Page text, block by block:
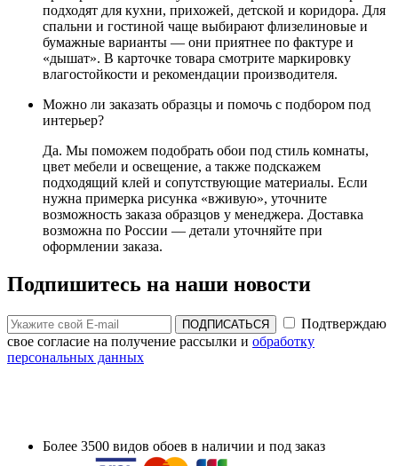
подходят для кухни, прихожей, детской и коридора. Для
спальни и гостиной чаще выбирают флизелиновые и
бумажные варианты — они приятнее по фактуре и
«дышат». В карточке товара смотрите маркировку
влагостойкости и рекомендации производителя.
Можно ли заказать образцы и помочь с подбором под
интерьер?
Да. Мы поможем подобрать обои под стиль комнаты,
цвет мебели и освещение, а также подскажем
подходящий клей и сопутствующие материалы. Если
нужна примерка рисунка «вживую», уточните
возможность заказа образцов у менеджера. Доставка
возможна по России — детали уточняйте при
оформлении заказа.
Подпишитесь на наши новости
ПОДПИСАТЬСЯ
Подтверждаю
свое согласие на получение рассылки и обработку
персональных данных
Более 3500 видов обоев в наличии и под заказ